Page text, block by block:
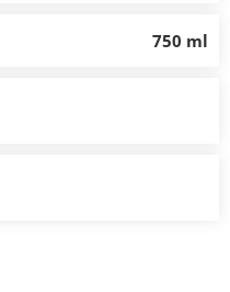
750 ml